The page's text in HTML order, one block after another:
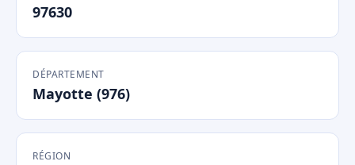
97630
DÉPARTEMENT
Mayotte (976)
RÉGION